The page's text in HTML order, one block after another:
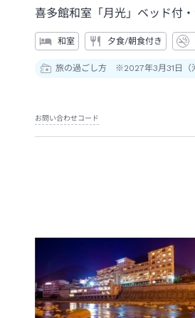
喜多館和室「月光」ベッド付
和室 夕食/朝食付き
旅の過ごし方 ※2027年3月31日（
お問い合わせコード